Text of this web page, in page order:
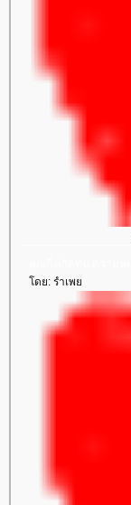
ดย: รำเพ